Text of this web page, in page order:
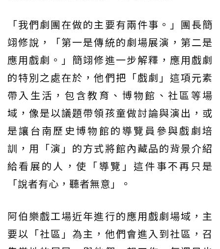
「我們劇團在做的主要有兩件事。」團長簡
翊修說，「第一是傳統的劇場展演，第二是
應用戲劇。」簡翊修進一步解釋，應用戲劇
的特別之處在於，他們把「戲劇」這項元素
帶入生活，包含教育、博物館、社區等場
域，像是以議題帶領孩童做討論與演出，或
是讓台南歷史博物館的導覽員參與戲劇培
訓，用「演」的方式將館內藏品的背景介紹
給看展的人，使「導覽」這件事不再只是
「說者有心，聽者無意」。
阿伯樂戲工場近年進行的應用戲劇場域，主
要以「社區」為主，他們會進入到社區，召